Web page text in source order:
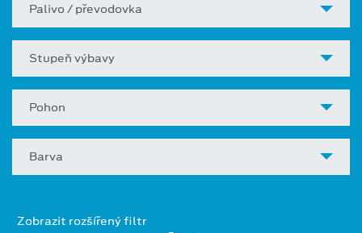
Palivo / převodovka
Stupeň výbavy
Pohon
Barva
Zobrazit rozšířený filtr